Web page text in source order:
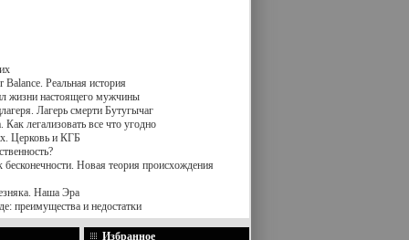
Balance. Реальная история
жизни настоящего мужчины
Лагерь смерти Бутугычаг
легализовать все что угодно
Церковь и КГБ
бесконечности. Новая теория происхождения
Наша Эра
преимущества и недостатки
Избранное